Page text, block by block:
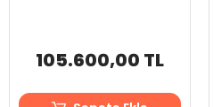
105.600,00 TL